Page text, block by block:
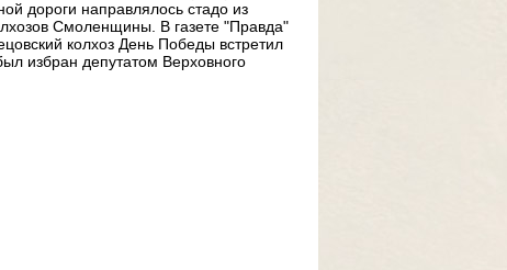
дороги направлялось стадо из
Смоленщины. В газете "Правда"
колхоз День Победы встретил
избран депутатом Верховного